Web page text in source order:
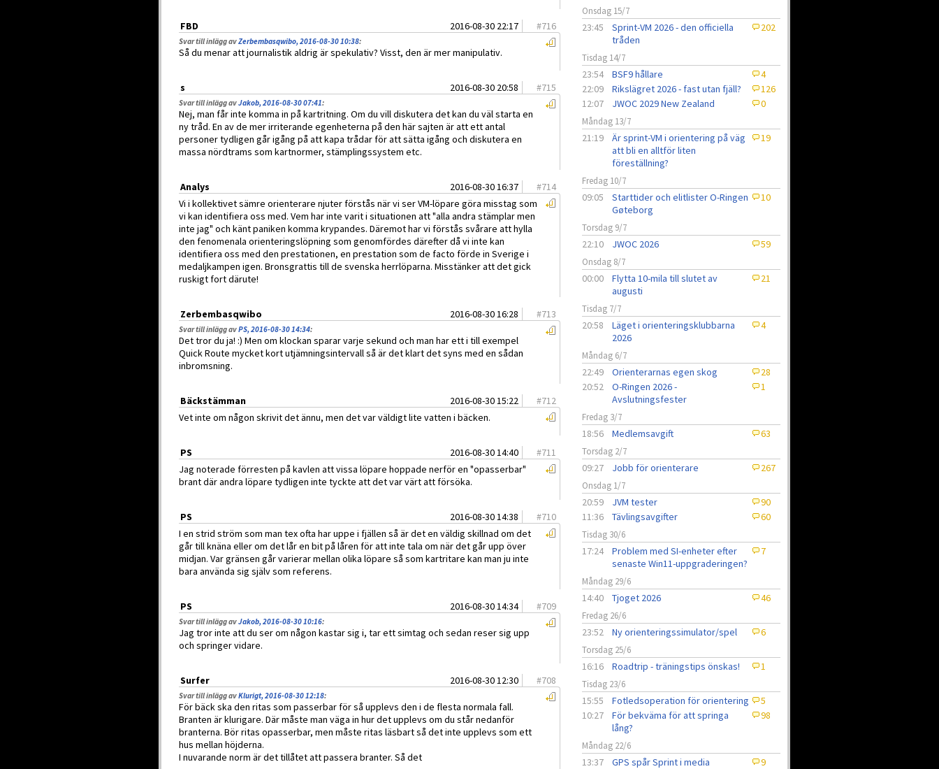
FBD 2016-08-30 22:17 #716
Svar till inlägg avZerbembasqwibo, 2016-08-30 10:38:
Så du menar att journalistik aldrig är spekulativ? Visst, den är mer manipulativ.
s 2016-08-30 20:58 #715
Svar till inlägg avJakob, 2016-08-30 07:41:
Nej, man får inte komma in på kartritning. Om du vill diskutera det kan du väl starta en
ny tråd. En av de mer irriterande egenheterna på den här sajten är att ett antal
personer tydligen går igång på att kapa trådar för att sätta igång och diskutera en
massa nördtrams som kartnormer, stämplingssystem etc.
Analys 2016-08-30 16:37 #714
Vi i kollektivet sämre orienterare njuter förstås när vi ser VM-löpare göra misstag som
vi kan identifiera oss med. Vem har inte varit i situationen att "alla andra stämplar men
inte jag" och känt paniken komma krypandes. Däremot har vi förstås svårare att hylla
den fenomenala orienteringslöpning som genomfördes därefter då vi inte kan
identifiera oss med den prestationen, en prestation som de facto förde in Sverige i
medaljkampen igen. Bronsgrattis till de svenska herrlöparna. Misstänker att det gick
ruskigt fort därute!
Zerbembasqwibo 2016-08-30 16:28 #713
Svar till inlägg avPS, 2016-08-30 14:34:
Det tror du ja! :) Men om klockan sparar varje sekund och man har ett i till exempel
Quick Route mycket kort utjämningsintervall så är det klart det syns med en sådan
inbromsning.
Bäckstämman 2016-08-30 15:22 #712
Vet inte om någon skrivit det ännu, men det var väldigt lite vatten i bäcken.
PS 2016-08-30 14:40 #711
Jag noterade förresten på kavlen att vissa löpare hoppade nerför en "opasserbar"
brant där andra löpare tydligen inte tyckte att det var värt att försöka.
PS 2016-08-30 14:38 #710
I en strid ström som man tex ofta har uppe i fjällen så är det en väldig skillnad om det
går till knäna eller om det lår en bit på låren för att inte tala om när det går upp över
midjan. Var gränsen går varierar mellan olika löpare så som kartritare kan man ju inte
bara använda sig själv som referens.
PS 2016-08-30 14:34 #709
Svar till inlägg avJakob, 2016-08-30 10:16:
Jag tror inte att du ser om någon kastar sig i, tar ett simtag och sedan reser sig upp
och springer vidare.
Surfer 2016-08-30 12:30 #708
Svar till inlägg avKlurigt, 2016-08-30 12:18:
För bäck ska den ritas som passerbar för så upplevs den i de flesta normala fall.
Branten är klurigare. Där måste man väga in hur det upplevs om du står nedanför
branterna. Bör ritas opasserbar, men måste ritas läsbart så det inte upplevs som ett
hus mellan höjderna.
I nuvarande norm är det tillåtet att passera branter. Så det
Onsdag 15/7
23:45
Sprint-VM 2026 - den officiella
tråden
202
Tisdag 14/7
23:54 BSF9 hållare
4
22:09
Rikslägret 2026 - fast utan fjäll?
126
12:07
JWOC 2029 New Zealand 0
Måndag 13/7
21:19
Är sprint-VM i orientering på väg
att bli en alltför liten
föreställning?
19
Fredag 10/7
09:05
Starttider och elitlister O-Ringen
Gøteborg
10
Torsdag 9/7
22:10 JWOC 2026 59
Onsdag 8/7
00:00
Flytta 10-mila till slutet av
augusti
21
Tisdag 7/7
20:58
Läget i orienteringsklubbarna
2026
4
Måndag 6/7
22:49 Orienterarnas egen skog
28
20:52
O-Ringen 2026 -
Avslutningsfester
1
Fredag 3/7
18:56 Medlemsavgift 63
Torsdag 2/7
09:27 Jobb för orienterare 267
Onsdag 1/7
20:59 JVM tester
90
11:36
Tävlingsavgifter 60
Tisdag 30/6
17:24
Problem med SI-enheter efter
senaste Win11-uppgraderingen?
7
Måndag 29/6
14:40 Tjoget 2026 46
Fredag 26/6
23:52 Ny orienteringssimulator/spel 6
Torsdag 25/6
16:16 Roadtrip - träningstips önskas! 1
Tisdag 23/6
15:55 Fotledsoperation för orientering
5
10:27
För bekväma för att springa
lång?
98
Måndag 22/6
13:37 GPS spår Sprint i media 9